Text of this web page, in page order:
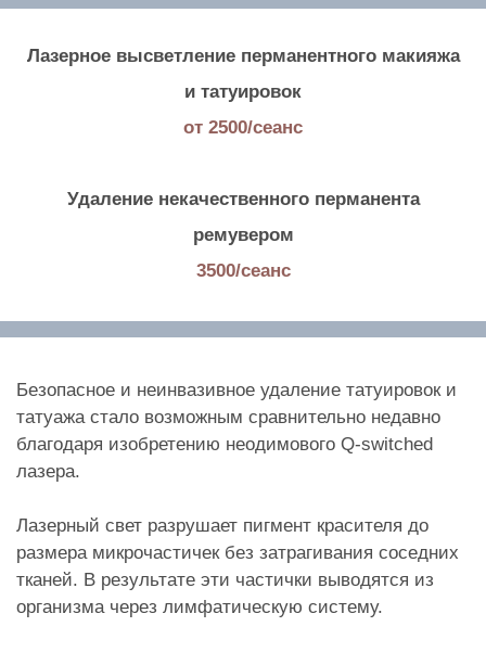
Записаться на консультацию
В нашей студии Вы можете наконец-то избавиться
сделают Вам анестезию по вашему желанию и
бережно, без ожогов и травм произведут удаление.